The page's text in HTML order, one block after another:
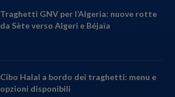
Traghetti GNV per l’Algeria: nuove rotte
da Sète verso Algeri e Béjaïa
Cibo Halal a bordo dei traghetti: menu e
opzioni disponibili